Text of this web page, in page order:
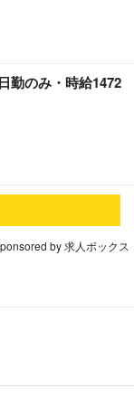
勤のみ・時給1472
by 求人ボックス